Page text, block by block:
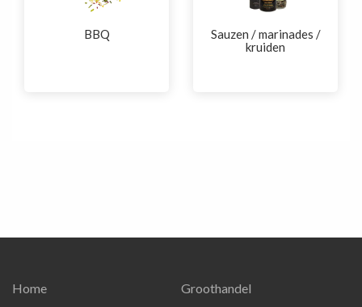
BBQ
Sauzen / marinades /
kruiden
Home
Groothandel